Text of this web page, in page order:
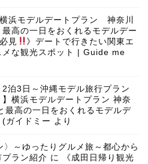
浜モデルデートプラン 神奈川
高の一日をおくれるモデルデー
見
》デートで行きたい関東エ
メな観光スポット | Guide me
2泊3日～沖縄モデル旅行プラン
】横浜モデルデートプラン 神奈
最高の一日をおくれるモデルデ
ガイドミー より
〉～ゆったりグルメ旅～都心から
ラン紹介 に
《成田日帰り観光